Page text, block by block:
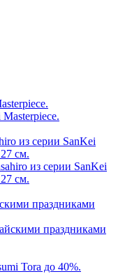
из серии SanKei
см.
праздниками
Tora до 40%.